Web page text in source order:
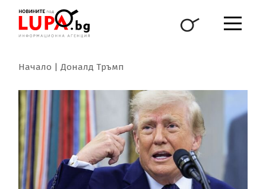
Начало Доналд Тръмп